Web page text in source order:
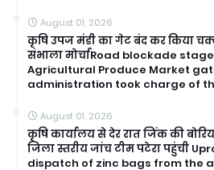
August 01, 2026
कृषि उपज मंडी का गेट बंद कर किया
संभाला मोर्चाRoad blockade
Agricultural Produce Market
administration took charge of
August 01, 2026
कृषि कार्यालय से देर रात जिंक की
जिला स्तरीय जांच टीम पटेरा पहुंची
dispatch of zinc bags from the